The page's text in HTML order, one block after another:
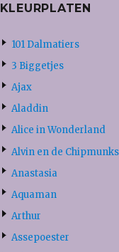
KLEURPLATEN
101 Dalmatiers
3 Biggetjes
Ajax
Aladdin
Alice in Wonderland
Alvin en de Chipmunks
Anastasia
Aquaman
Arthur
Assepoester